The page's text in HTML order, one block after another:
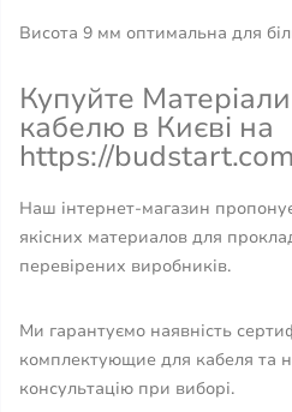
Висота 9 мм оптимальна для
Купуйте
кабелю в Києві на
https://
Наш інтернет-магазин
якісних материалов для
перевірених виробників.
Ми гарантуємо наявність
комплектующие для кабеля та
консультацію при виборі.